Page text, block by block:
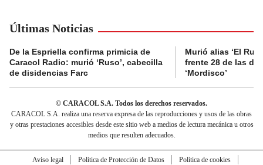
Últimas Noticias
De la Espriella confirma primicia de
Caracol Radio: murió ‘Ruso’, cabecilla
de disidencias Farc
Murió alias ‘El
frente 28 de las
‘Mordisco’
© CARACOL S.A. Todos los derechos reservados.
CARACOL S.A. realiza una reserva expresa de las reproducciones y usos de las obras
y otras prestaciones accesibles desde este sitio web a medios de lectura mecánica u otros
medios que resulten adecuados.
Aviso legal Política de Protección de Datos
Política de cookies